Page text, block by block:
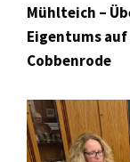
Mühlteich –
Eigentumsauf
Cobbenrode